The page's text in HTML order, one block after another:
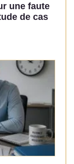
une faute
de cas